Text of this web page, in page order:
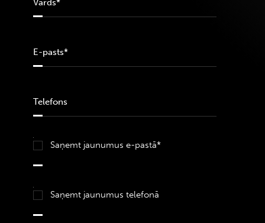
Saņemt jaunumus e-pastā*
Saņemt jaunumus telefonā